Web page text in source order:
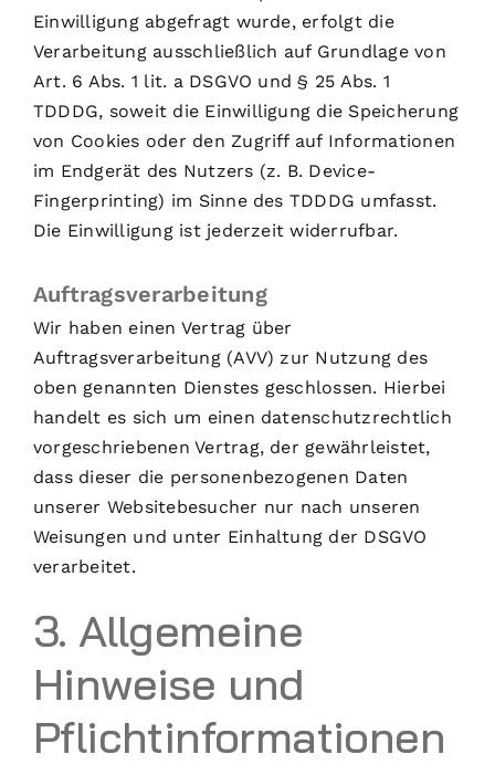
Einwilligung abgefragt wurde, erfolgt die
Verarbeitung ausschließlich auf Grundlage von
Art. 6 Abs. 1 lit. a DSGVO und § 25 Abs. 1
TDDDG, soweit die Einwilligung die Speicherung
von Cookies oder den Zugriff auf Informationen
im Endgerät des Nutzers (z. B. Device-
Fingerprinting) im Sinne des TDDDG umfasst.
Die Einwilligung ist jederzeit widerrufbar.
Auftragsverarbeitung
Wir haben einen Vertrag über
Auftragsverarbeitung (AVV) zur Nutzung des
oben genannten Dienstes geschlossen. Hierbei
handelt es sich um einen datenschutzrechtlich
vorgeschriebenen Vertrag, der gewährleistet,
dass dieser die personenbezogenen Daten
unserer Websitebesucher nur nach unseren
Weisungen und unter Einhaltung der DSGVO
verarbeitet.
3. Allgemeine
Hinweise und
Pflicht­informationen